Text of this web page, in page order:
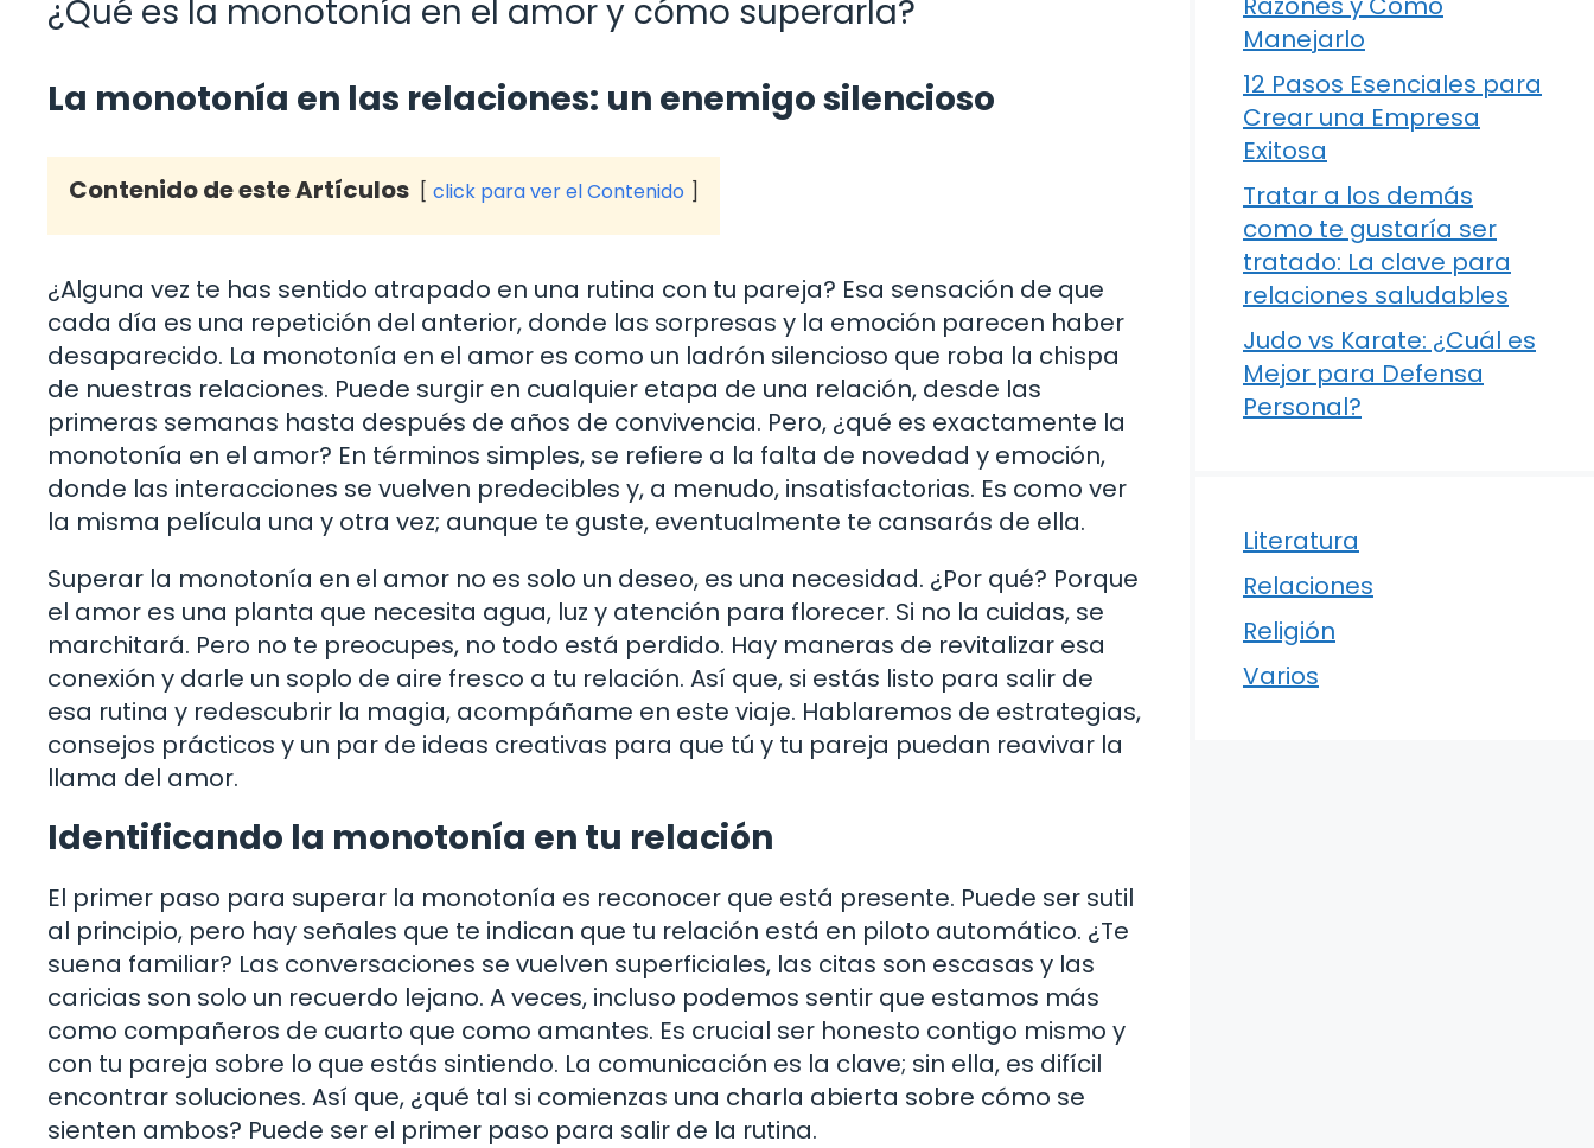
¿Qué es la monotonía en el amor y cómo superarla?
La monotonía en las relaciones: un enemigo silencioso
Contenido de este Artículos click para ver el Contenido
¿Alguna vez te has sentido atrapado en una rutina con tu pareja? Esa sensación de que
cada día es una repetición del anterior, donde las sorpresas y la emoción parecen haber
desaparecido. La monotonía en el amor es como un ladrón silencioso que roba la chispa
de nuestras relaciones. Puede surgir en cualquier etapa de una relación, desde las
primeras semanas hasta después de años de convivencia. Pero, ¿qué es exactamente la
monotonía en el amor? En términos simples, se refiere a la falta de novedad y emoción,
donde las interacciones se vuelven predecibles y, a menudo, insatisfactorias. Es como ver
la misma película una y otra vez; aunque te guste, eventualmente te cansarás de ella.
Superar la monotonía en el amor no es solo un deseo, es una necesidad. ¿Por qué? Porque
el amor es una planta que necesita agua, luz y atención para florecer. Si no la cuidas, se
marchitará. Pero no te preocupes, no todo está perdido. Hay maneras de revitalizar esa
conexión y darle un soplo de aire fresco a tu relación. Así que, si estás listo para salir de
esa rutina y redescubrir la magia, acompáñame en este viaje. Hablaremos de estrategias,
consejos prácticos y un par de ideas creativas para que tú y tu pareja puedan reavivar la
llama del amor.
Identificando la monotonía en tu relación
El primer paso para superar la monotonía es reconocer que está presente. Puede ser sutil
al principio, pero hay señales que te indican que tu relación está en piloto automático. ¿Te
suena familiar? Las conversaciones se vuelven superficiales, las citas son escasas y las
caricias son solo un recuerdo lejano. A veces, incluso podemos sentir que estamos más
como compañeros de cuarto que como amantes. Es crucial ser honesto contigo mismo y
con tu pareja sobre lo que estás sintiendo. La comunicación es la clave; sin ella, es difícil
encontrar soluciones. Así que, ¿qué tal si comienzas una charla abierta sobre cómo se
sienten ambos? Puede ser el primer paso para salir de la rutina.
Manejarlo
12 Pasos Esenciales para
Crear una Empresa
Exitosa
Tratar a los demás
como te gustaría ser
tratado: La clave para
relaciones saludables
Judo vs Karate: ¿Cuál es
Mejor para Defensa
Personal?
Literatura
Relaciones
Religión
Varios